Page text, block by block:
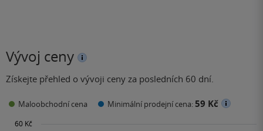
Vývoj ceny
Získejte přehled o vývoji ceny za posledních 60 dní.
Maloobchodní cena Minimální prodejní cena:59 Kč